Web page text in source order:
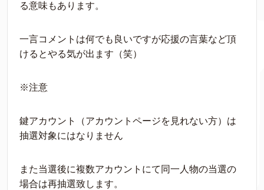
る意味もあります。
一言コメントは何でも良いですが応援の言葉など頂
けるとやる気が出ます（笑）
※注意
鍵アカウント（アカウントページを見れない方）は
抽選対象にはなりません
また当選後に複数アカウントにて同一人物の当選の
場合は再抽選致します。